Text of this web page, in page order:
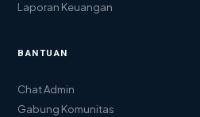
Laporan Keuangan
BANTUAN
Chat Admin
Gabung Komunitas